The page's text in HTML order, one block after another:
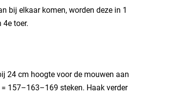
bij elkaar komen, worden deze in 1
4e toer.
24 cm hoogte voor de mouwen aan
157–163–169 steken. Haak verder